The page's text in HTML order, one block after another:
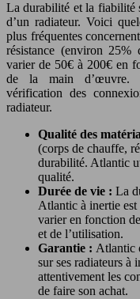
La durabilité et la fiabilité
d’un radiateur. Voici
plus fréquentes
résistance (environ 25%
varier de 50€ à 200€ en
de la main d’œuvre.
vérification des
radiateur.
Qualité des
(corps de chauffe,
durabilité. Atlantic
qualité.
Durée de vie : La
Atlantic à inertie est
varier en fonction
et de l’utilisation.
Garantie : Atlantic
sur ses radiateurs à
attentivement les
de faire son achat.